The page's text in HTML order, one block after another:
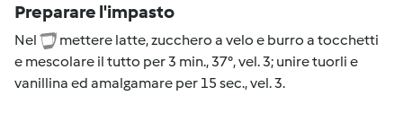
Preparare l'impasto
Nel
mettere latte, zucchero a velo e burro a tocchetti
e mescolare il tutto per 3 min., 37°, vel. 3; unire tuorli e
vanillina ed amalgamare per 15 sec., vel. 3.